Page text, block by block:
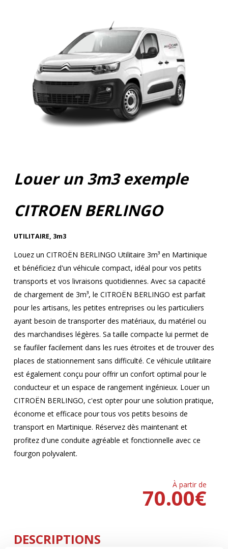
Louer un 3m3 exemple
CITROEN BERLINGO
UTILITAIRE, 3m3
Louez un CITROËN BERLINGO Utilitaire 3m³ en Martinique
et bénéficiez d'un véhicule compact, idéal pour vos petits
transports et vos livraisons quotidiennes. Avec sa capacité
de chargement de 3m³, le CITROËN BERLINGO est parfait
pour les artisans, les petites entreprises ou les particuliers
ayant besoin de transporter des matériaux, du matériel ou
des marchandises légères. Sa taille compacte lui permet de
se faufiler facilement dans les rues étroites et de trouver des
places de stationnement sans difficulté. Ce véhicule utilitaire
est également conçu pour offrir un confort optimal pour le
conducteur et un espace de rangement ingénieux. Louer un
CITROËN BERLINGO, c'est opter pour une solution pratique,
économe et efficace pour tous vos petits besoins de
transport en Martinique. Réservez dès maintenant et
profitez d'une conduite agréable et fonctionnelle avec ce
fourgon polyvalent.
À partir de
€
70.00
DESCRIPTIONS